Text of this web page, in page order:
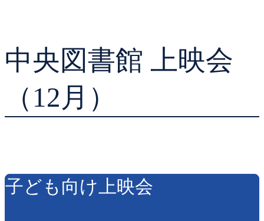
貸出ランキング
予約ランキング
学校図書館支援サー
中央図書館 上映会
（12月）
子ども向け上映会